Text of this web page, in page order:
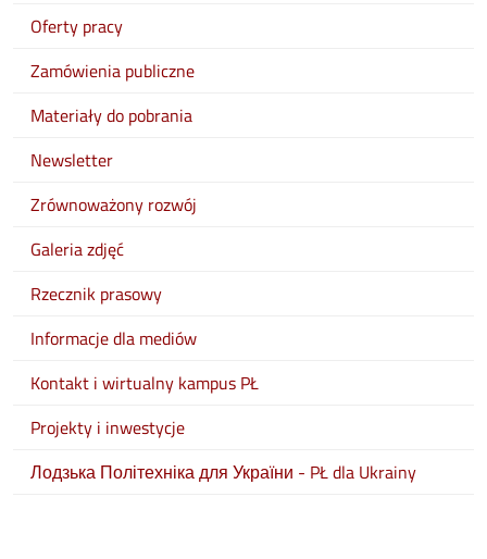
Oferty pracy
Zamówienia publiczne
Materiały do pobrania
Newsletter
Zrównoważony rozwój
Galeria zdjęć
Rzecznik prasowy
Informacje dla mediów
Kontakt i wirtualny kampus PŁ
Projekty i inwestycje
Лодзька Політехніка для України - PŁ dla Ukrainy